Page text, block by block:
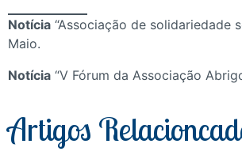
Notícia “Associação de solidariedade
Maio.
Notícia “V Fórum da Associação
Artigos